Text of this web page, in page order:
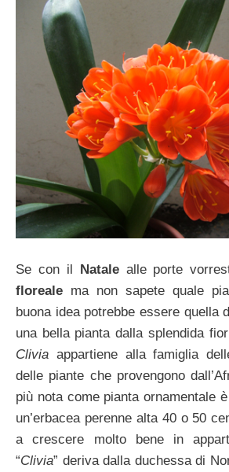
Se con il Natalealle porte
floreale ma non sapete quale
buona idea potrebbe essere quella
una bella pianta dalla splendida
Clivia appartiene alla famiglia
delle piante che provengono
più nota come pianta ornamentale
un’erbacea perenne alta 40 o 50
a crescere molto bene in
“Clivia” deriva dalla duchessa di